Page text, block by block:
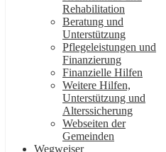
Rehabilitation
Beratung und
Unterstützung
Pflegeleistungen und
Finanzierung
Finanzielle Hilfen
Weitere Hilfen,
Unterstützung und
Alterssicherung
Webseiten der
Gemeinden
Wegweiser